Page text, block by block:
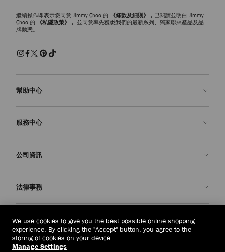
繼續操作即表示您同意 Jimmy Choo 的 《條款及細則》， 已閱讀並明白 Jimmy
Choo 的
《私隱政策》， 並同意率先獲悉我們的最新系列、獨家聯乘產品及品
牌動態。
幫助中心
常見問題解答
申請退貨
送貨
服務中心
定制服務
保修服務
公司資訊
我們的歷史
我們的影響與責任
我們的影響
法律事務
條款與條件
被遺忘權
老撾(HK$)
We use cookies to give you the best possible online shopping
experience. By clicking the "Accept" button, you agree to the
storing of cookies on your device.
Manage Settings